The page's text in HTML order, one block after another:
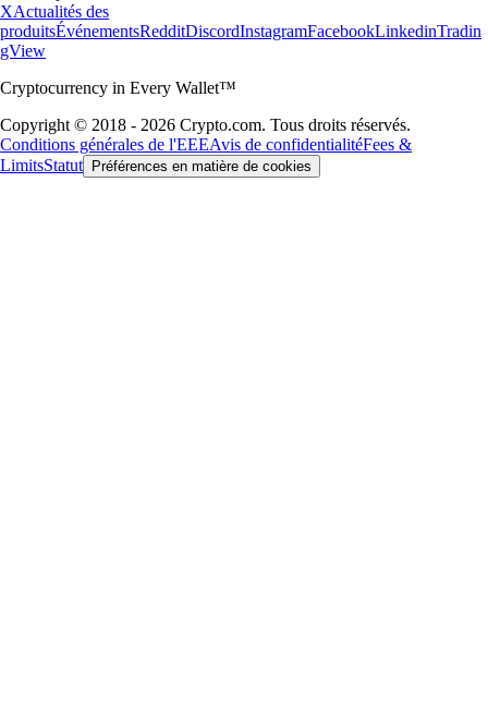
XActualités des
produitsÉvénementsRedditDiscordInstagramFacebookLinkedinTradin
gView
Cryptocurrency in Every Wallet™
Copyright © 2018 - 2026 Crypto.com. Tous droits réservés.
Conditions générales de l'EEEAvis de confidentialitéFees &
LimitsStatut Préférences en matière de cookies